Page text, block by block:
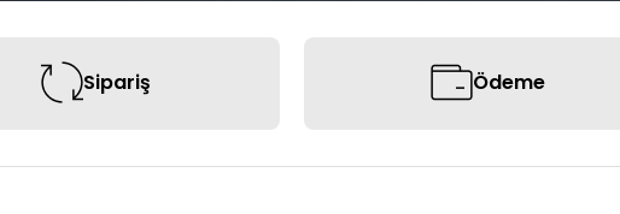
Sipariş Ödeme